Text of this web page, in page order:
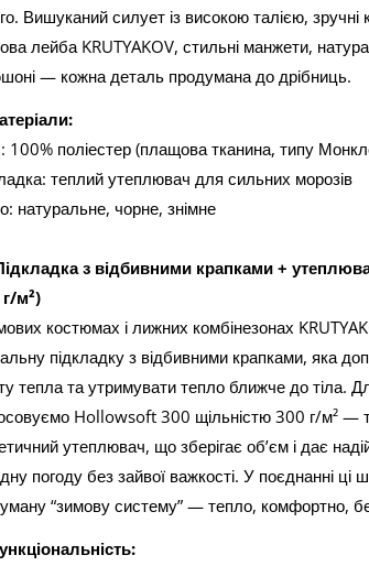
Вишуканий силует із високою талією, зручні
лейба KRUTYAKOV, стильні манжети,
— кожна деталь продумана до дрібниць.
100% поліестер (плащова тканина, типу
теплий утеплювач для сильних морозів
натуральне, чорне, знімне
з відбивними крапками +
м²)
костюмах і лижних комбінезонах
підкладку з відбивними крапками, яка
тепла та утримувати тепло ближче до тіла.
Hollowsoft 300 щільністю 300 г/м² —
утеплювач, що зберігає об’єм і дає
погоду без зайвої важкості. У поєднанні
“зимову систему” — тепло, комфортно,